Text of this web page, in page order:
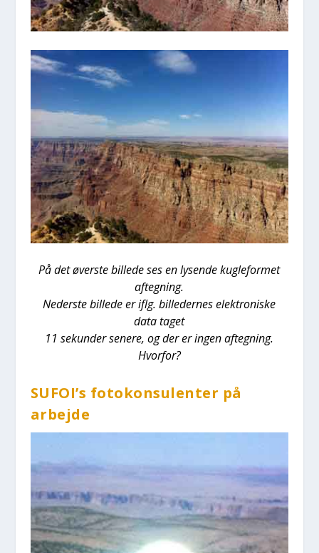
På det øver­ste bil­le­de ses en lysen­de kug­le­for­met
afteg­ning.
Neder­ste bil­le­de er iflg. bil­le­der­nes elek­tro­ni­ske
data taget
11 sekun­der sene­re, og der er ingen afteg­ning.
Hvor­for?
SUFOI’s foto­kon­su­len­ter på
arbej­de